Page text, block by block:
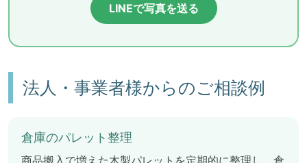
LINEで写真を送る
法人・事業者様からのご相談例
倉庫のパレット整理
商品搬入で増えた木製パレットを定期的に整理し、倉